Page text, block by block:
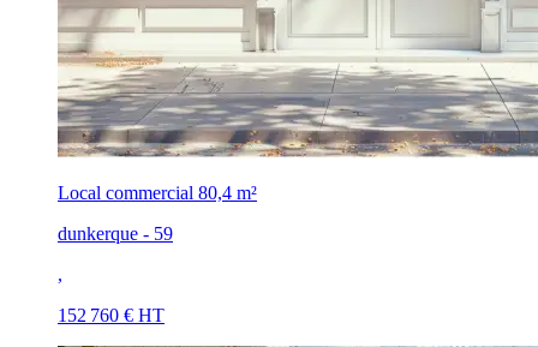
Local commercial 80,4 m²
dunkerque - 59
,
152 760 € HT